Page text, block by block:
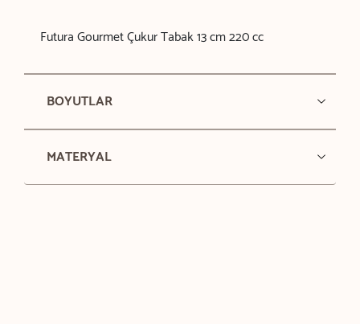
Futura Gourmet Çukur Tabak 13 cm 220 cc
BOYUTLAR
MATERYAL